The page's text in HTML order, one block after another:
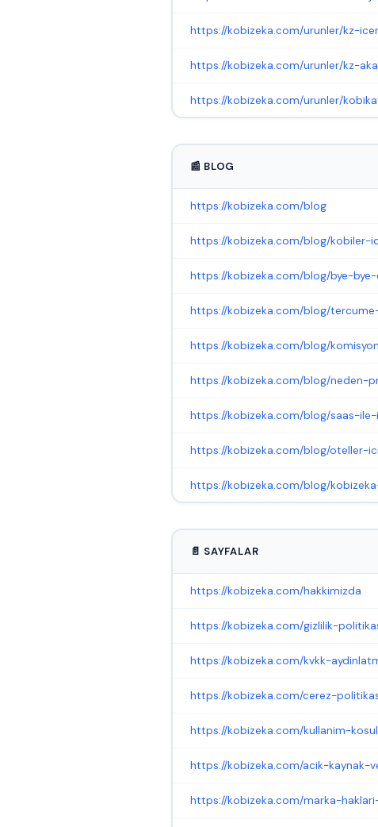
https://kobizeka.com/urunler/kz-
https://kobizeka.com/urunler/kz-
https://kobizeka.com/urunler/
📰 BLOG
https://kobizeka.com/blog
https://kobizeka.com/blog/kobiler-
https://kobizeka.com/blog/bye-
https://kobizeka.com/blog/
https://kobizeka.com/blog/
https://kobizeka.com/blog/neden-
https://kobizeka.com/blog/saas-
https://kobizeka.com/blog/oteller-
https://kobizeka.com/blog/
📄 SAYFALAR
https://kobizeka.com/hakkimizda
https://kobizeka.com/gizlilik-
https://kobizeka.com/kvkk-
https://kobizeka.com/cerez-
https://kobizeka.com/kullanim-
https://kobizeka.com/acik-kaynak-
https://kobizeka.com/marka-